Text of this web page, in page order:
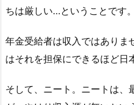
ちは厳しい…ということです。
年金受給者は収入ではありま
はそれを担保にできるほど日
そして、ニート。ニートは、